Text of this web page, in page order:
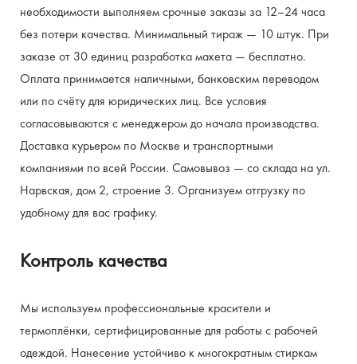
необходимости выполняем срочные заказы за 12–24 часа
без потери качества. Минимальный тираж — 10 штук. При
заказе от 30 единиц разработка макета — бесплатно.
Оплата принимается наличными, банковским переводом
или по счёту для юридических лиц. Все условия
согласовываются с менеджером до начала производства.
Доставка курьером по Москве и транспортными
компаниями по всей России. Самовывоз — со склада на ул.
Нарвская, дом 2, строение 3. Организуем отгрузку по
удобному для вас графику.
Контроль качества
Мы используем профессиональные красители и
термоплёнки, сертифицированные для работы с рабочей
одеждой. Нанесение устойчиво к многократным стиркам